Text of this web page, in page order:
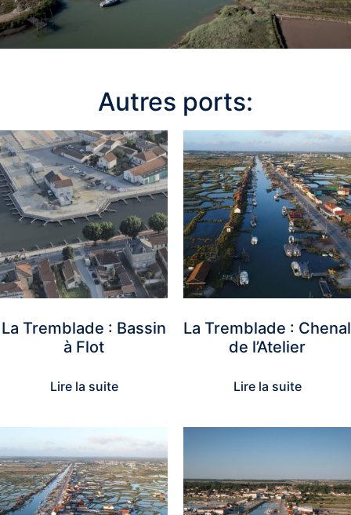
Autres ports:
La Tremblade : Bassin
à Flot
Lire la suite
La Tremblade : Chenal
de l’Atelier
Lire la suite